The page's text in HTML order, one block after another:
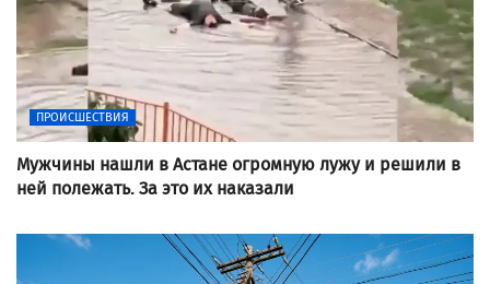
ПРОИСШЕСТВИЯ
Мужчины нашли в Астане огромную лужу и решили в
ней полежать. За это их наказали